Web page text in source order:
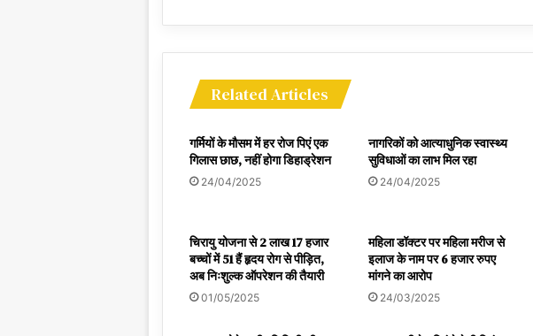
Related Articles
गर्मियों के मौसम में हर रोज पिएं एक
गिलास छाछ, नहीं होगा डिहाड्रेशन
24/04/2025
नागरिकों को आत्याधुनिक स्वास्थ्य
सुविधाओं का लाभ मिल रहा
24/04/2025
चिरायु योजना से 2 लाख 17 हजार
बच्चों में 51 हैं हृदय रोग से पीड़ित,
अब निःशुल्क ऑपरेशन की तैयारी
01/05/2025
महिला डॉक्टर पर महिला मरीज से
इलाज के नाम पर 6 हजार रुपए
मांगने का आरोप
24/03/2025